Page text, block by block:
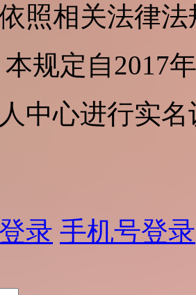
照相关法律
规定自2017
中心进行实名
录 手机号登录